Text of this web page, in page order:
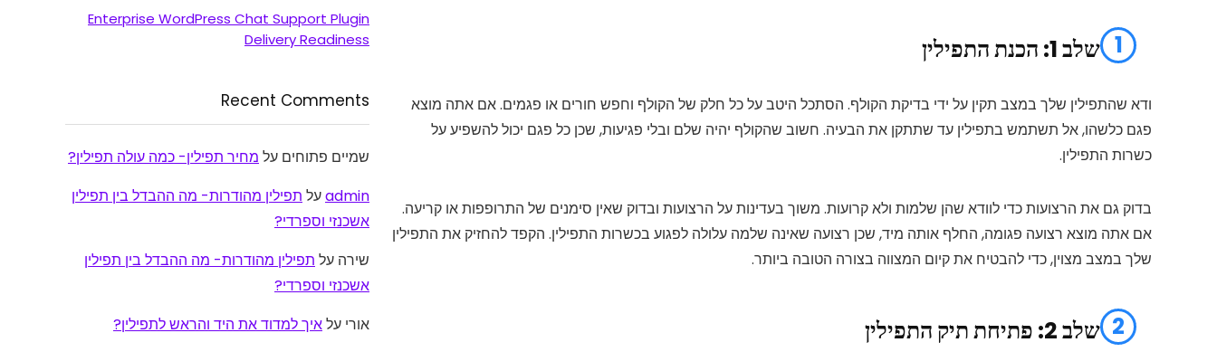
1 שלב 1: הכנת התפילין
ודא שהתפילין שלך במצב תקין על ידי בדיקת הקולף. הסתכל היטב על כל חלק של הקולף וחפש חורים או פגמים. אם אתה מוצא
פגם כלשהו, אל תשתמש בתפילין עד שתתקן את הבעיה. חשוב שהקולף יהיה שלם ובלי פגיעות, שכן כל פגם יכול להשפיע על
כשרות התפילין.
בדוק גם את הרצועות כדי לוודא שהן שלמות ולא קרועות. משוך בעדינות על הרצועות ובדוק שאין סימנים של התרופפות או קריעה.
אם אתה מוצא רצועה פגומה, החלף אותה מיד, שכן רצועה שאינה שלמה עלולה לפגוע בכשרות התפילין. הקפד להחזיק את התפילין
שלך במצב מצוין, כדי להבטיח את קיום המצווה בצורה הטובה ביותר.
2 שלב 2: פתיחת תיק התפילין
Enterprise WordPress Chat Support Plugin
Delivery Readiness
Recent Comments
שמיים פתוחים על מחיר תפילין- כמה עולה תפילין?
adminעל תפילין מהודרות- מה ההבדל בין תפילין
אשכנזי וספרדי?
שירה על תפילין מהודרות- מה ההבדל בין תפילין
אשכנזי וספרדי?
אורי עלאיך למדוד את היד והראש לתפילין?